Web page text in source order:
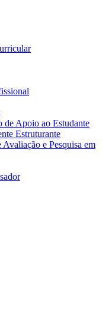
Apoio ao Estudante
Estruturante
e Pesquisa em